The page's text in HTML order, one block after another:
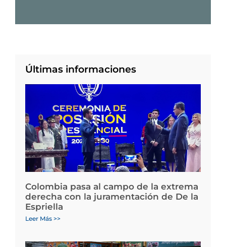
Últimas informaciones
Colombia pasa al campo de la extrema
derecha con la juramentación de De la
Espriella
Leer Más >>